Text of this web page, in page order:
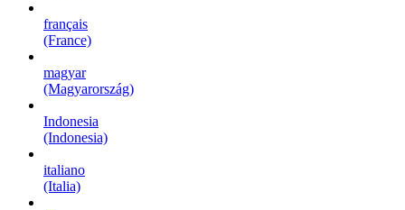
français
(France)
magyar
(Magyarország)
Indonesia
(Indonesia)
italiano
(Italia)